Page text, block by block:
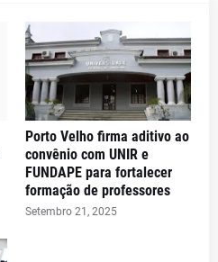
Porto Velho firma aditivo ao
convênio com UNIR e
FUNDAPE para fortalecer
formação de professores
Setembro 21, 2025